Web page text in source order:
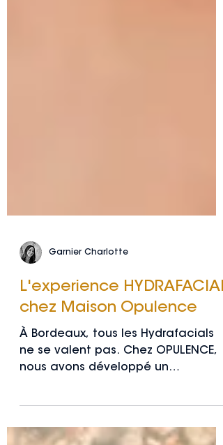
Garnier Charlotte
L'experience HYDRAFACIAL
chez Maison Opulence
À Bordeaux, tous les Hydrafacials
nous avons développé un
ce soin déjà révolutionnaire en